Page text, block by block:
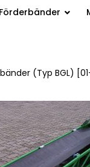
Förderbänder
(Typ BGL)